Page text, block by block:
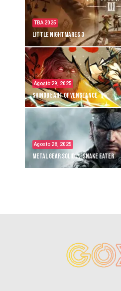
TBA 2025
Little Nightmares 3
Agosto 29, 2025
Shinobi: Art of Vengeance
Agosto 28, 2025
Metal Gear Solid Δ: Snake Eater